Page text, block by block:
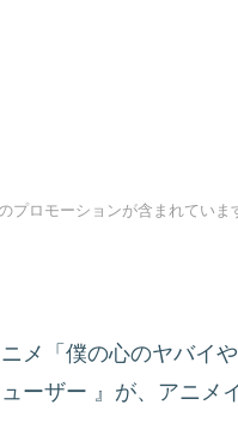
ロモーションが含まれていま
メ「僕の心のヤバイ
ーザー 』が、アニメ